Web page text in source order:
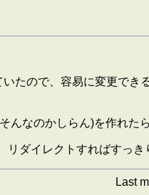
たので、容易に変更でき
なのかしらん)を作れた
ダイレクトすればすっき
Last